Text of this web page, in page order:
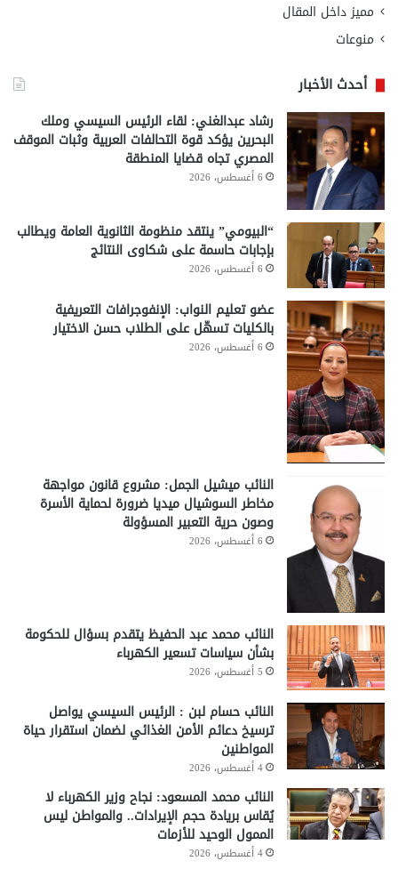
مميز داخل المقال
منوعات
أحدث الأخبار
رشاد عبدالغني: لقاء الرئيس السيسي وملك
البحرين يؤكد قوة التحالفات العربية وثبات الموقف
المصري تجاه قضايا المنطقة
6 أغسطس، 2026
“البيومي” ينتقد منظومة الثانوية العامة ويطالب
بإجابات حاسمة على شكاوى النتائج
6 أغسطس، 2026
عضو تعليم النواب: الإنفوجرافات التعريفية
بالكليات تسهّل على الطلاب حسن الاختيار
6 أغسطس، 2026
النائب ميشيل الجمل: مشروع قانون مواجهة
مخاطر السوشيال ميديا ضرورة لحماية الأسرة
وصون حرية التعبير المسؤولة
6 أغسطس، 2026
النائب محمد عبد الحفيظ يتقدم بسؤال للحكومة
بشأن سياسات تسعير الكهرباء
5 أغسطس، 2026
النائب حسام لبن : الرئيس السيسي يواصل
ترسيخ دعائم الأمن الغذائي لضمان استقرار حياة
المواطنين
4 أغسطس، 2026
النائب محمد المسعود: نجاح وزير الكهرباء لا
يُقاس بريادة حجم الإيرادات.. والمواطن ليس
الممول الوحيد للأزمات
4 أغسطس، 2026